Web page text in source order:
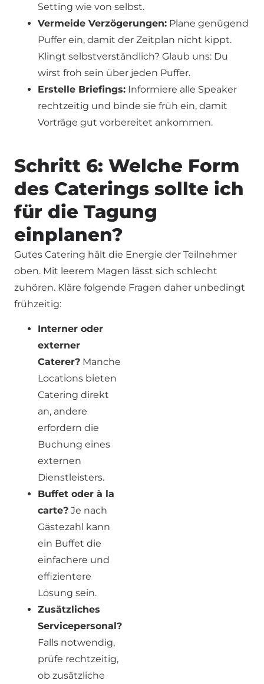
Setting wie von selbst.
Vermeide Verzögerungen: Plane genügend
Puffer ein, damit der Zeitplan nicht kippt.
Klingt selbstverständlich? Glaub uns: Du
wirst froh sein über jeden Puffer.
Erstelle Briefings: Informiere alle Speaker
rechtzeitig und binde sie früh ein, damit
Vorträge gut vorbereitet ankommen.
Schritt 6: Welche Form
des Caterings sollte ich
für die Tagung
einplanen?
Gutes Catering hält die Energie der Teilnehmer
oben. Mit leerem Magen lässt sich schlecht
zuhören. Kläre folgende Fragen daher unbedingt
frühzeitig:
Interner oder
externer
Caterer? Manche
Locations bieten
Catering direkt
an, andere
erfordern die
Buchung eines
externen
Dienstleisters.
Buffet oder à la
carte? Je nach
Gästezahl kann
ein Buffet die
einfachere und
effizientere
Lösung sein.
Zusätzliches
Servicepersonal?
Falls notwendig,
prüfe rechtzeitig,
ob zusätzliche